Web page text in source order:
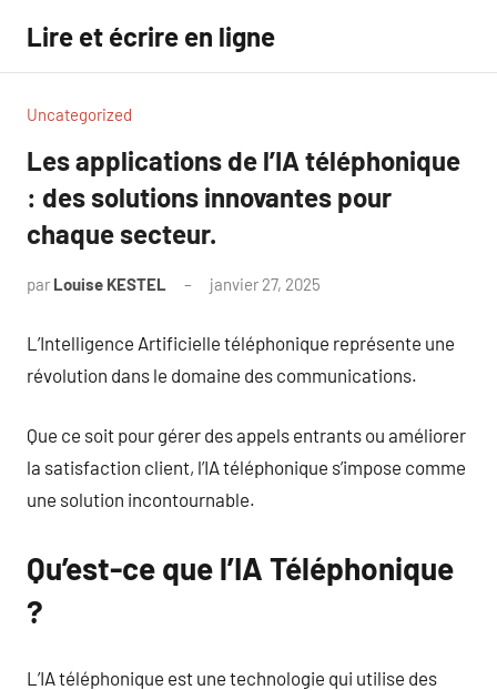
contenu
Lire et écrire en ligne
Uncategorized
Les applications de l’IA téléphonique
: des solutions innovantes pour
chaque secteur.
par Louise KESTEL janvier 27, 2025
L’Intelligence Artificielle téléphonique représente une
révolution dans le domaine des communications.
Que ce soit pour gérer des appels entrants ou améliorer
la satisfaction client, l’IA téléphonique s’impose comme
une solution incontournable.
Qu’est-ce que l’IA Téléphonique
?
L’IA téléphonique est une technologie qui utilise des